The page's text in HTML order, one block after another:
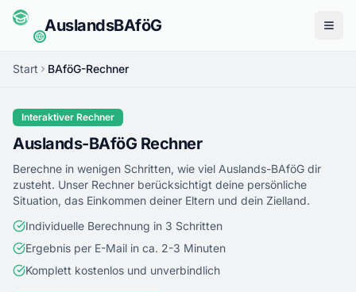
AuslandsBAföG
Start BAföG-Rechner
Interaktiver Rechner
Auslands-BAföG Rechner
Berechne in wenigen Schritten, wie viel Auslands-BAföG dir
zusteht. Unser Rechner berücksichtigt deine persönliche
Situation, das Einkommen deiner Eltern und dein Zielland.
Individuelle Berechnung in 3 Schritten
Ergebnis per E-Mail in ca. 2-3 Minuten
Komplett kostenlos und unverbindlich